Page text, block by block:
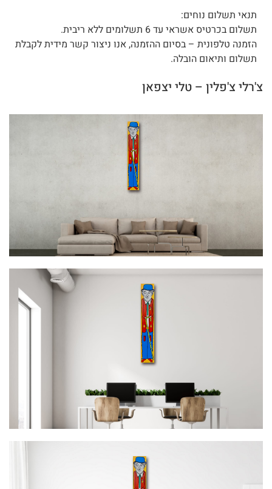
תנאי תשלום נוחים:
תשלום בכרטיס אשראי עד 6 תשלומים ללא ריבית.
הזמנה טלפונית – בסיום ההזמנה, אנו ניצור קשר מידית לקבלת
תשלום ותיאום הובלה.
צ'רלי צ'פלין – טלי יצפאן